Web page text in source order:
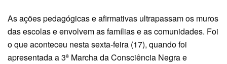
As ações pedagógicas e afirmativas ultrapassam os muros
das escolas e envolvem as famílias e as comunidades. Foi
o que aconteceu nesta sexta-feira (17), quando foi
apresentada a 3ª Marcha da Consciência Negra e